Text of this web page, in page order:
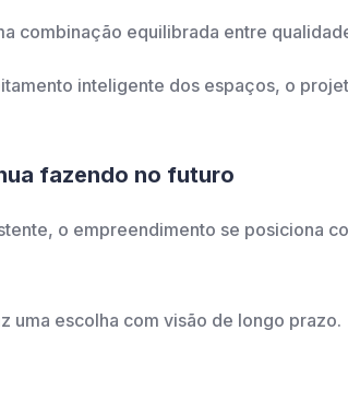
combinação equilibrada entre
inteligente dos espaços, o
fazendo no futuro
o empreendimento se posiciona
uma escolha com visão de longo prazo.